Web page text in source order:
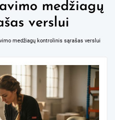
medžiagų
verslui
medžiagų kontrolinis sąrašas verslui